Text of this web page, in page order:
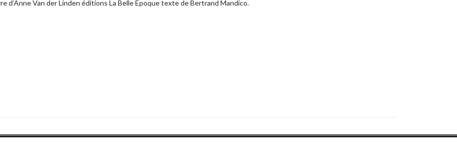
d’Anne Van der Linden éditions La Belle Epoque texte de Bertrand Mandico.